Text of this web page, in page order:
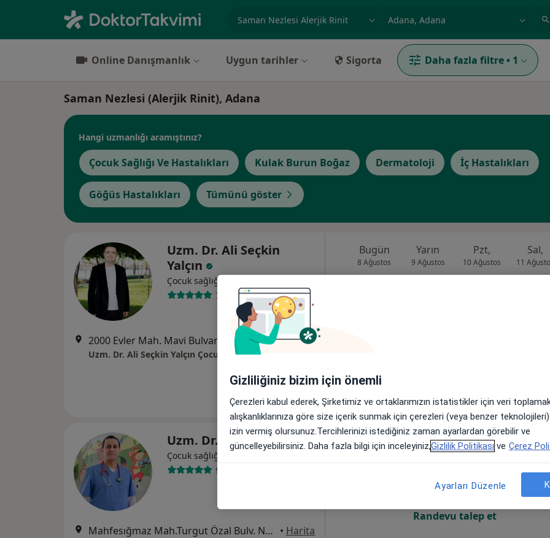
Online Danışmanlık Uygun tarihler Sigorta Daha fazla filtre • 1
Saman Nezlesi (Alerjik Rinit), Adana
Hangi uzmanlığı aramıştınız?
Çocuk Sağlığı Ve Hastalıkları Kulak Burun Boğaz Dermatoloji İç Hastalıkları
Göğüs Hastalıkları Tümünü göster
Uzm. Dr. Ali Seçkin
Yalçın
Çocuk sağlığı ve hastalıkları
77 görüş
2000 Evler Mah. Mavi Bulvar Arma Moda Sitesi D Blok No:218/B, Seyhan•Harita
Bugün
8 Ağustos
Yarın
9 Ağustos
Pzt,
10 Ağustos
Sal,
11
Uzm. Dr. Bülent Samlı
Çocuk sağlığı ve hastalıkları
99 görüş
Mahfesığmaz Mah.Turgut Özal Bulv. No:77 Terrapark sitesi kat:2 Daire:61, Adana • Harita
Bugün
8 Ağustos
Yarın
9 Ağustos
Pzt,
10 Ağustos
Sal,
11
Online randevu erişime kapalı
Randevu talep et
Gizliliğiniz bizim için önemli
Çerezleri kabul ederek, Şirketimiz ve ortaklarımızın istatistikler için veri
alışkanlıklarınıza göre size içerik sunmak için çerezleri (veya benzer
izin vermiş olursunuz.Tercihlerinizi istediğiniz zaman ayarlardan görebilir ve
güncelleyebilirsiniz. Daha fazla bilgi için inceleyiniz,Gizlilik Politikası ve Çerez
Ayarları Düzenle